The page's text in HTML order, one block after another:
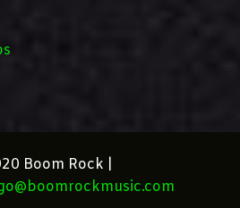
Boom Rock |